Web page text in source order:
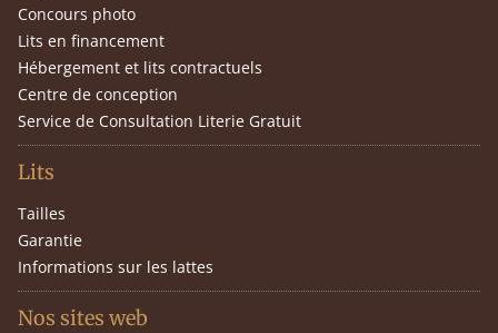
Concours photo
Lits en financement
Hébergement et lits contractuels
Centre de conception
Service de Consultation Literie Gratuit
Lits
Tailles
Garantie
Informations sur les lattes
Nos sites web